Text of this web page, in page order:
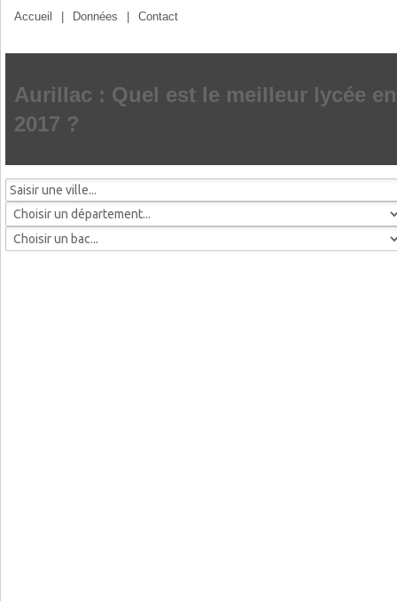
Accueil Données Contact
Aurillac : Quel est le meilleur lycée en
2017 ?